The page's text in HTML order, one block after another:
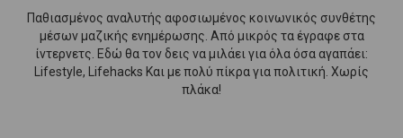
Παθιασμένος αναλυτής αφοσιωμένος κοινωνικός συνθέτης
μέσων μαζικής ενημέρωσης. Από μικρός τα έγραφε στα
ίντερνετς. Εδώ θα τον δεις να μιλάει για όλα όσα αγαπάει:
Lifestyle, Lifehacks Και με πολύ πίκρα για πολιτική. Χωρίς
πλάκα!